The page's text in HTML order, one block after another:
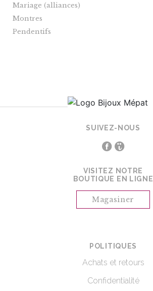
Mariage (alliances)
Montres
Pendentifs
SUIVEZ-NOUS
VISITEZ NOTRE
BOUTIQUE EN LIGNE
Magasiner
POLITIQUES
Achats et retours
Confidentialité